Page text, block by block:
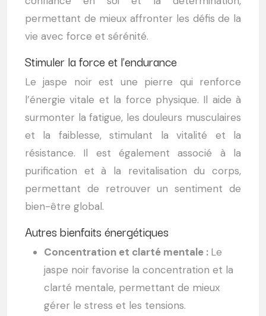
permettant de mieux affronter les défis de la
vie avec force et sérénité.
Stimuler la force et l’endurance
Le jaspe noir est une pierre qui renforce
l’énergie vitale et la force physique. Il aide à
surmonter la fatigue, les douleurs musculaires
et la faiblesse, stimulant la vitalité et la
résistance. Il est également associé à la
purification et à la revitalisation du corps,
permettant de retrouver un sentiment de
bien-être global.
Autres bienfaits énergétiques
Concentration et clarté mentale : Le
jaspe noir favorise la concentration et la
clarté mentale, permettant de mieux
gérer le stress et les tensions.